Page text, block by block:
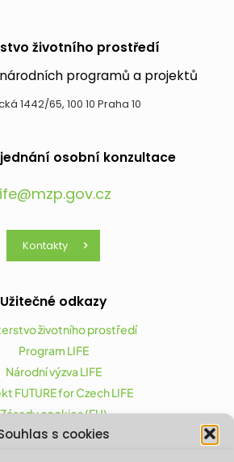
s cookies
životního prostředí
programů a projektů
1442/65, 100 10 Praha 10
osobní konzultace
Kontakty
Užitečné odkazy
životního prostředí
Program LIFE
Národní výzva LIFE
FUTURE for Czech LIFE
Zásady cookies (EU)